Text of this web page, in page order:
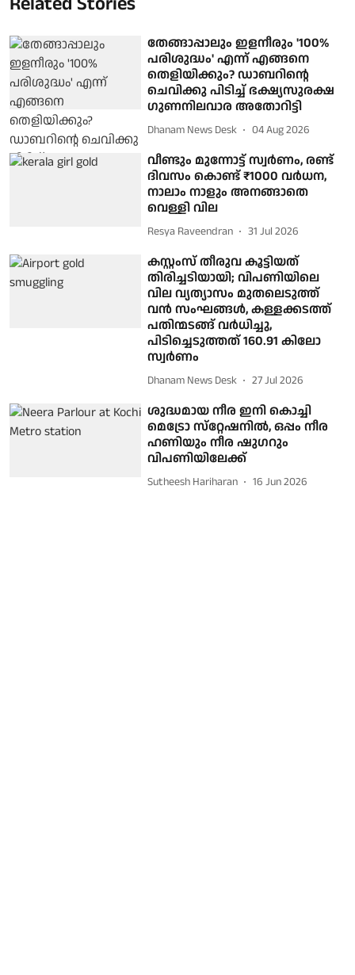
തേങ്ങാപ്പാലും ഇളനീരും '100%
പരിശുദ്ധം' എന്ന് എങ്ങനെ
തെളിയിക്കും? ഡാബറിന്റെ
ചെവിക്കു പിടിച്ച് ഭക്ഷ്യസുരക്ഷ
ഗുണനിലവാര അതോറിട്ടി
Dhanam News Desk 04 Aug 2026
വീണ്ടും മുന്നോട്ട് സ്വര്‍ണം, രണ്ട്
ദിവസം കൊണ്ട് ₹1000 വര്‍ധന,
നാലാം നാളും അനങ്ങാതെ
വെള്ളി വില
Resya Raveendran 31 Jul 2026
കസ്റ്റംസ് തീരുവ കൂട്ടിയത്
തിരിച്ചടിയായി; വിപണിയിലെ
വില വ്യത്യാസം മുതലെടുത്ത്
വന്‍ സംഘങ്ങള്‍, കള്ളക്കടത്ത്
പതിന്മടങ്ങ് വര്‍ധിച്ചു,
പിടിച്ചെടുത്തത് 160.91 കിലോ
സ്വര്‍ണം
Dhanam News Desk 27 Jul 2026
ശുദ്ധമായ നീര ഇനി കൊച്ചി
മെട്രോ സ്‌റ്റേഷനില്‍, ഒപ്പം നീര
ഹണിയും നീര ഷുഗറും
വിപണിയിലേക്ക്
Sutheesh Hariharan 16 Jun 2026